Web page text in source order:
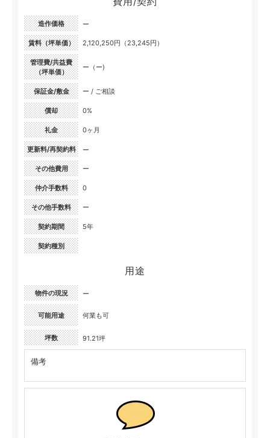
造作価格 ー
賃料（坪単価） 2,120,250円（23,245円）
管理費/共益費
（坪単価）
ー（ー)
保証金/敷金 ー / ご相談
償却 0%
礼金 0ヶ月
更新料/再契約料 ー
その他費用 ー
仲介手数料 0
その他手数料 ー
契約期間 5年
契約種別
用途
物件の現況 ー
可能用途 何業も可
坪数 91.21坪
備考